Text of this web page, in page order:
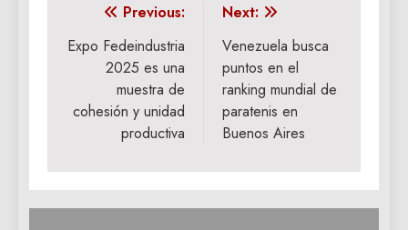
Navegación
de
entradas
Previous:
Expo Fedeindustria
2025 es una
muestra de
cohesión y unidad
productiva
Next:
Venezuela busca
puntos en el
ranking mundial de
paratenis en
Buenos Aires